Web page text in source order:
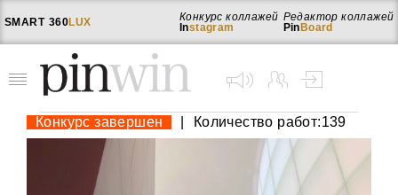
SMART 360LUX
Редактор коллажей
Pin Board
Конкурс коллажей
Instagram
Конкурс завершен Количество работ:139